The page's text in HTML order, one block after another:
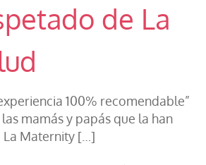
de La
100% recomendable”
las mamás y papás que la han
La Maternity[…]